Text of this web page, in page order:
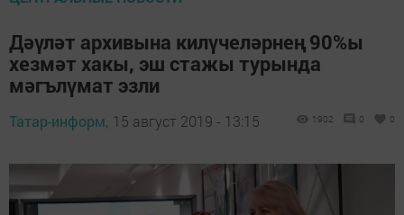
Дәүләт архивына килүчеләрнең 90%ы
хезмәт хакы, эш стажы турында
мәгълүмат эзли
Татар-информ, 15 август 2019 - 13:15 1902 0 0